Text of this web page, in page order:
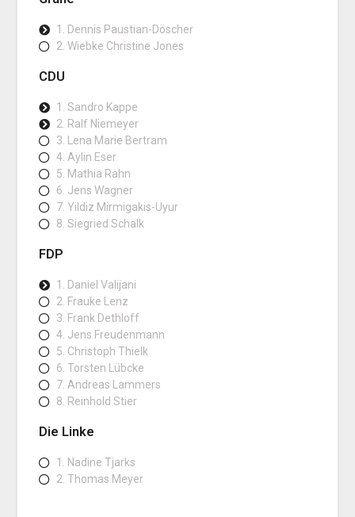
1. Dennis Paustian-Döscher
2. Wiebke Christine Jones
CDU
1. Sandro Kappe
2. Ralf Niemeyer
3. Lena Marie Bertram
4. Aylin Eser
5. Mathia Rahn
6. Jens Wagner
7. Yildiz Mirmigakis-Uyur
8. Siegried Schalk
FDP
1. Daniel Valijani
2. Frauke Lenz
3. Frank Dethloff
4. Jens Freudenmann
5. Christoph Thielk
6. Torsten Lübcke
7. Andreas Lammers
8. Reinhold Stier
Die Linke
1. Nadine Tjarks
2. Thomas Meyer